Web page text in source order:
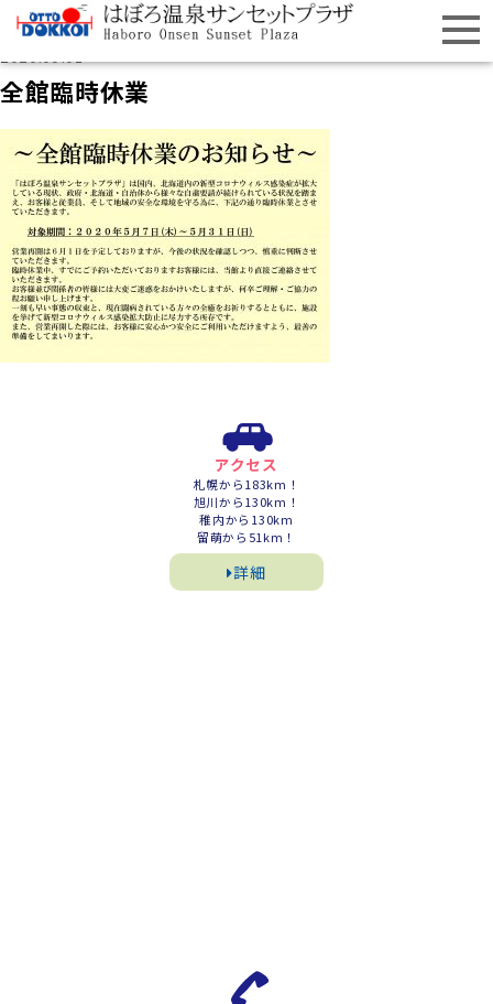
全館臨時休業
アクセス
札幌から183km！
旭川から130km！
稚内から130km
留萌から51km！
詳細